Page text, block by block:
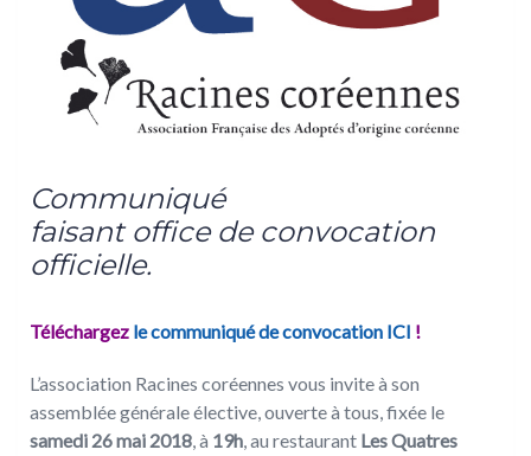
Communiqué
faisant office de convocation
officielle.
Téléchargez le communiqué de convocation ICI !
L’association Racines coréennes vous invite à son
assemblée générale élective, ouverte à tous, fixée le
samedi 26 mai 2018, à 19h, au restaurant Les Quatres